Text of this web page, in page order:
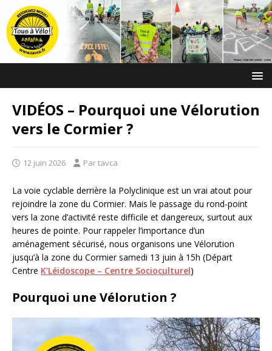
VIDÉOS – Pourquoi une Vélorution
vers le Cormier ?
12 juin 2026 Par tavca
La voie cyclable derrière la Polyclinique est un vrai atout pour
rejoindre la zone du Cormier. Mais le passage du rond‑point
vers la zone d’activité reste difficile et dangereux, surtout aux
heures de pointe. Pour rappeler l’importance d’un
aménagement sécurisé, nous organisons une Vélorution
jusqu’à la zone du Cormier samedi 13 juin à 15h (Départ
Centre K’Léidoscope – Centre Socioculturel)
Pourquoi une Vélorution ?